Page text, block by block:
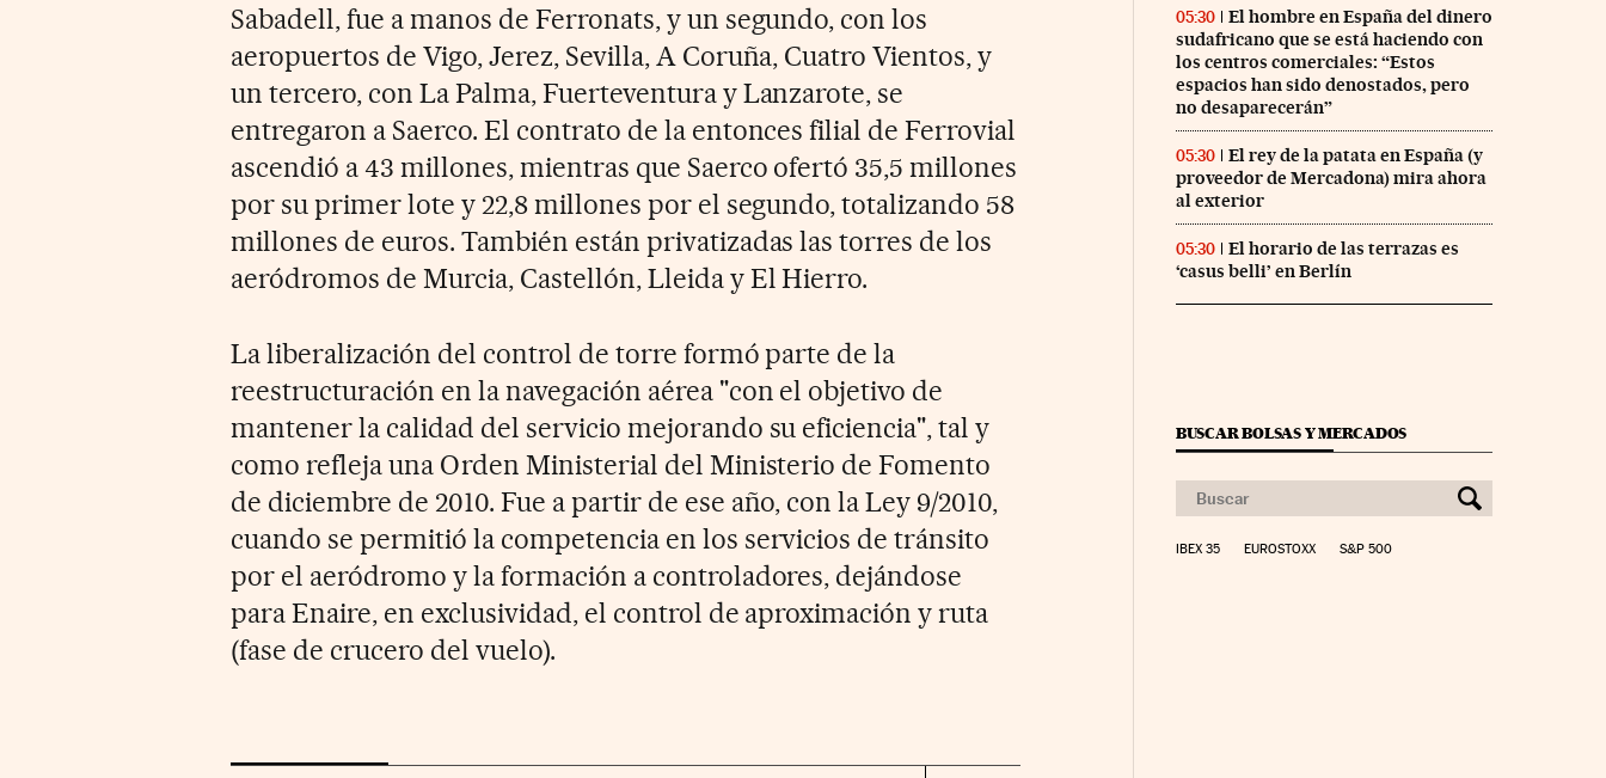
Sabadell, fue a manos de Ferronats, y un segundo, con los
aeropuertos de Vigo, Jerez, Sevilla, A Coruña, Cuatro Vientos, y
un tercero, con La Palma, Fuerteventura y Lanzarote, se
entregaron a Saerco. El contrato de la entonces filial de Ferrovial
ascendió a 43 millones, mientras que Saerco ofertó 35,5 millones
por su primer lote y 22,8 millones por el segundo, totalizando 58
millones de euros. También están privatizadas las torres de los
aeródromos de Murcia, Castellón, Lleida y El Hierro.
La liberalización del control de torre formó parte de la
reestructuración en la navegación aérea "con el objetivo de
mantener la calidad del servicio mejorando su eficiencia", tal y
como refleja una Orden Ministerial del Ministerio de Fomento
de diciembre de 2010. Fue a partir de ese año, con la Ley 9/2010,
cuando se permitió la competencia en los servicios de tránsito
por el aeródromo y la formación a controladores, dejándose
para Enaire, en exclusividad, el control de aproximación y ruta
(fase de crucero del vuelo).
05:30
El hombre en España del dinero
sudafricano que se está haciendo con
los centros comerciales: “Estos
espacios han sido denostados, pero
no desaparecerán”
05:30
El rey de la patata en España (y
proveedor de Mercadona) mira ahora
al exterior
05:30
El horario de las terrazas es
‘casus belli’ en Berlín
BUSCAR BOLSAS Y MERCADOS
IBEX 35 EUROSTOXX S&P 500